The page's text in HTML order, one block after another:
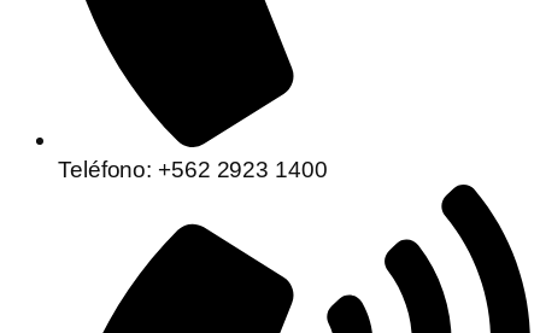
Teléfono: +562 2923 1400